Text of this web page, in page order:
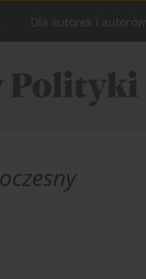
Dla autorek i autorów